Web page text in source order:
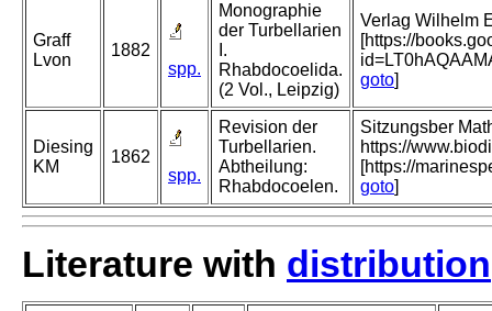
Graff
Lvon
1882
spp.
Monographie
der Turbellarien
I.
Rhabdocoelida.
(2 Vol., Leipzig)
Verlag Wilhelm
[https://
goto]
Diesing
KM
1862
spp.
Revision der
Turbellarien.
Abtheilung:
Rhabdocoelen.
Sitzungsber
https://
[https://
goto]
Literature with distribution